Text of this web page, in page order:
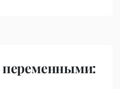
переменными: